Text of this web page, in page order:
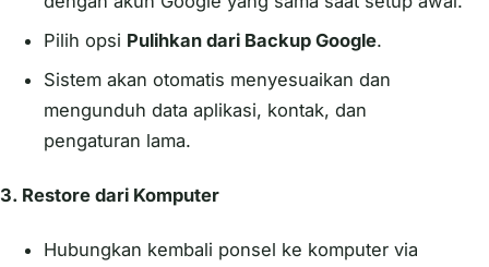
Pilih opsi Pulihkan dari Backup Google.
Sistem akan otomatis menyesuaikan dan
mengunduh data aplikasi, kontak, dan
pengaturan lama.
3. Restore dari Komputer
Hubungkan kembali ponsel ke komputer via